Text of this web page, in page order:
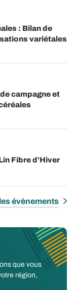
: Bilan de
variétales
campagne et
Fibre d'Hiver
évènements
que vous
région,